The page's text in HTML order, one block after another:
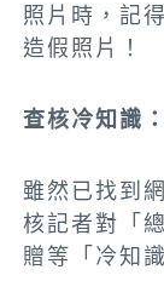
照片時，記
造假照片！
查核冷知識
雖然已找到
核記者對「
贈等「冷知